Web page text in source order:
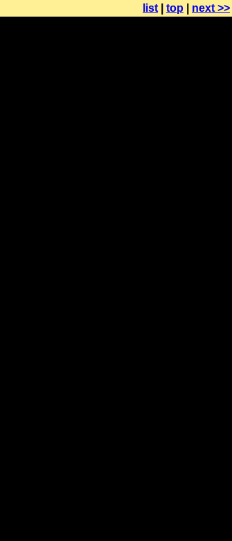
list top next >>